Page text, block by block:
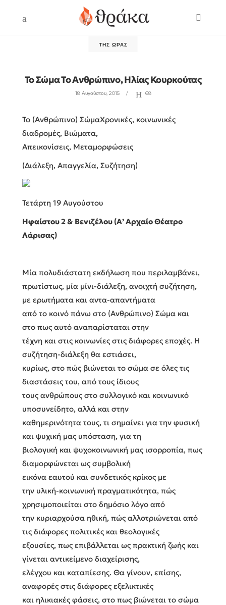
ΤΗΣ ΏΡΑΣ
Το Σώμα Το Ανθρώπινο, Ηλίας Κουρκούτας
18 Αυγούστου, 2015 68
Το (Ανθρώπινο) ΣώμαΧρονικές, κοινωνικές
διαδρομές, Βιώματα,
Απεικονίσεις, Μεταμορφώσεις
(Διάλεξη, Απαγγελία, Συζήτηση)
Τετάρτη 19 Αυγούστου
Ηφαίστου 2 & Βενιζέλου (Α’ Αρχαίο Θέατρο
Λάρισας)
Μία πολυδιάστατη εκδήλωση που περιλαμβάνει,
πρωτίστως, μία μίνι-διάλεξη, ανοιχτή συζήτηση,
με ερωτήματα και αντα-απαντήματα
από το κοινό πάνω στο (Ανθρώπινο) Σώμα και
στο πως αυτό αναπαρίσταται στην
τέχνη και στις κοινωνίες στις διάφορες εποχές. Η
συζήτηση-διάλεξη θα εστιάσει,
κυρίως, στο πώς βιώνεται το σώμα σε όλες τις
διαστάσεις του, από τους ίδιους
τους ανθρώπους στο συλλογικό και κοινωνικό
υποσυνείδητο, αλλά και στην
καθημερινότητα τους, τι σημαίνει για την φυσική
και ψυχική μας υπόσταση, για τη
βιολογική και ψυχοκοινωνική μας ισορροπία, πως
διαμορφώνεται ως συμβολική
εικόνα εαυτού και συνδετικός κρίκος με
την υλική-κοινωνική πραγματικότητα, πώς
χρησιμοποιείται στο δημόσιο λόγο από
την κυριαρχούσα ηθική, πώς αλλοτριώνεται από
τις διάφορες πολιτικές και θεολογικές
εξουσίες, πως επιβάλλεται ως πρακτική ζωής και
γίνεται αντικείμενο διαχείρισης,
ελέγχου και καταπίεσης. Θα γίνουν, επίσης,
αναφορές στις διάφορες εξελικτικές
και ηλικιακές φάσεις, στο πως βιώνεται το σώμα